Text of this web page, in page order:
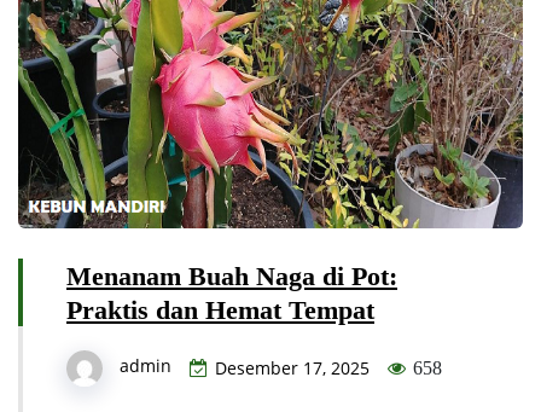
Menanam Buah Naga di Pot:
Praktis dan Hemat Tempat
admin Desember 17, 2025 658